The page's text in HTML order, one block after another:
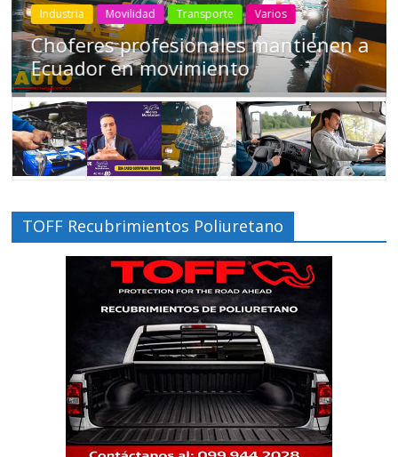
Industria Movilidad Transporte Varios
Choferes profesionales mantienen a
Ecuador en movimiento
TOFF Recubrimientos Poliuretano